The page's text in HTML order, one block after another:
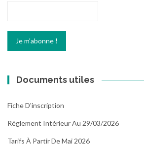
Documents utiles
Fiche D'inscription
Réglement Intérieur Au 29/03/2026
Tarifs À Partir De Mai 2026